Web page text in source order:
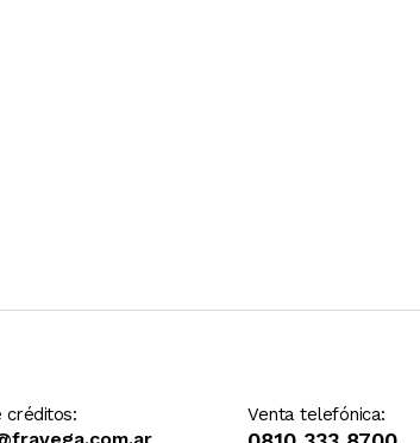
créditos: Venta telefónica: